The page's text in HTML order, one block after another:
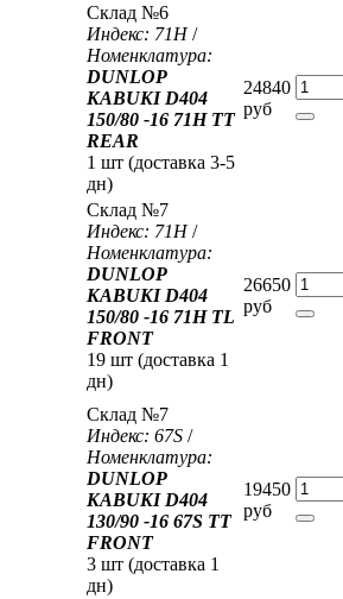
Склад №6
Индекс: 71H/
Номенклатура:
DUNLOP
KABUKI D404
150/80 -16 71H TT
REAR
1 шт (доставка 3-5
дн)
24840
руб
Склад №7
Индекс: 71H/
Номенклатура:
DUNLOP
KABUKI D404
150/80 -16 71H TL
FRONT
19 шт (доставка 1
дн)
26650
руб
Склад №7
Индекс: 67S /
Номенклатура:
DUNLOP
KABUKI D404
130/90 -16 67S TT
FRONT
3 шт (доставка 1
дн)
19450
руб